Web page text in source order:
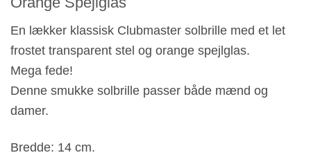
En lækker klassisk Clubmaster solbrille med et let
frostet transparent stel og orange spejlglas.
Mega fede!
Denne smukke solbrille passer både mænd og
damer.
Bredde: 14 cm.